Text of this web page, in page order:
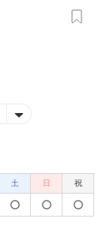
土 日 祝